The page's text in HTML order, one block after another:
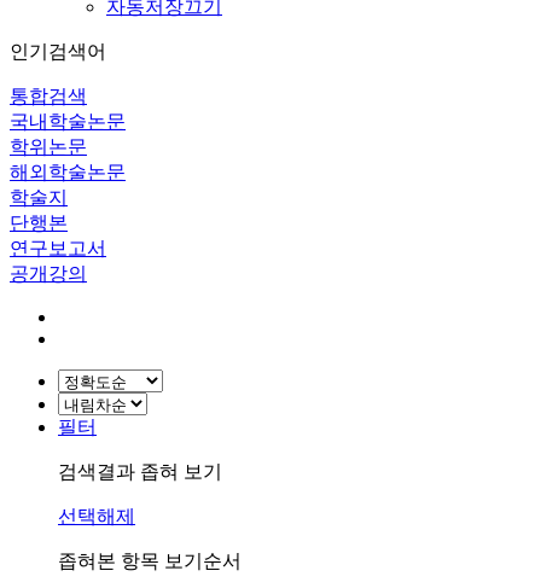
자동저장끄기
인기검색어
통합검색
국내학술논문
학위논문
해외학술논문
학술지
단행본
연구보고서
공개강의
필터
검색결과 좁혀 보기
선택해제
좁혀본 항목 보기순서